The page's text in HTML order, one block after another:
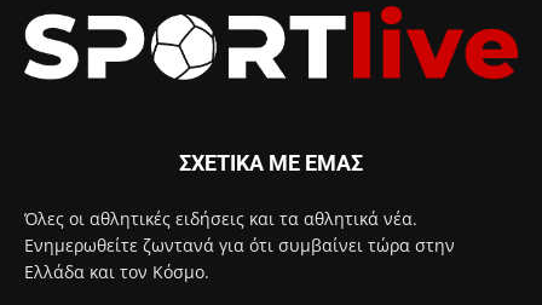
ΣΧΕΤΙΚΑ ΜΕ ΕΜΑΣ
Όλες οι αθλητικές ειδήσεις και τα αθλητικά νέα.
Ενημερωθείτε ζωντανά για ότι συμβαίνει τώρα στην
Ελλάδα και τον Κόσμο.